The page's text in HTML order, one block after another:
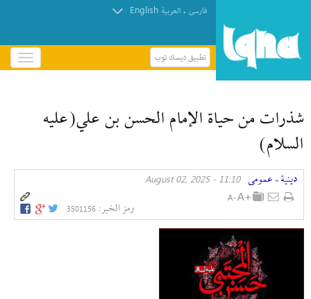
فارسی . العربیة English
تطبيق ديسك توب
باز
و
شذرات من حياة الإمام الحسن بن علي(عليه
السلام)
دينية » عمومی 11:10 - August 02, 2025
رمز الخبر: 3501156